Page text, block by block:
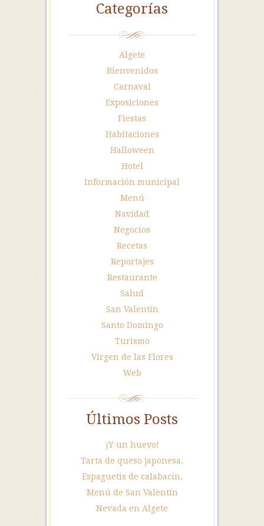
Categorías
Algete
Bienvenidos
Carnaval
Exposiciones
Fiestas
Habitaciones
Halloween
Hotel
Información municipal
Menú
Navidad
Negocios
Recetas
Reportajes
Restaurante
Salud
San Valentín
Santo Domingo
Turismo
Virgen de las Flores
Web
Últimos Posts
¡Y un huevo!
Tarta de queso japonesa.
Espaguetis de calabacín.
Menú de San Valentín
Nevada en Algete